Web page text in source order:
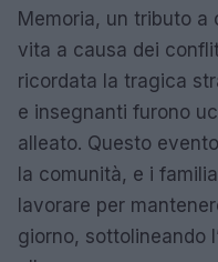
Memoria, un tributo a
vita a causa dei
ricordata la tragica
e insegnanti furono
alleato. Questo
la comunità, e i
lavorare per
giorno, sottolineando